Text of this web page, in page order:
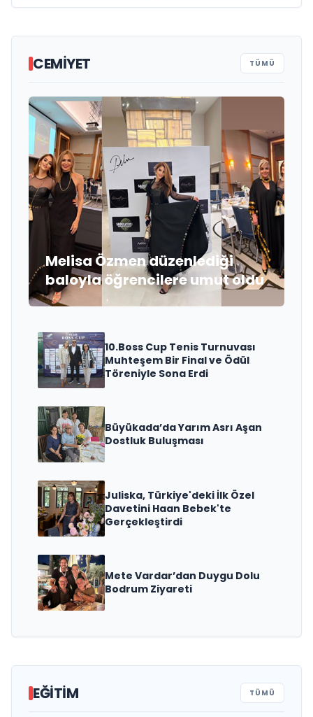
CEMIYET TÜMÜ
Melisa Özmen düzenlediği
baloyla öğrencilere umut oldu
10.Boss Cup Tenis Turnuvası
Muhteşem Bir Final ve Ödül
Töreniyle Sona Erdi
Büyükada’da Yarım Asrı Aşan
Dostluk Buluşması
Juliska, Türkiye'deki İlk Özel
Davetini Haan Bebek'te
Gerçekleştirdi
Mete Vardar’dan Duygu Dolu
Bodrum Ziyareti
EĞITIM TÜMÜ
Türkiye’de Bir İlk: Anaokulu